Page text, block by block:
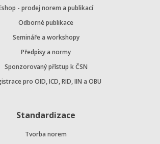
- prodej norem a publikací
Odborné publikace
Semináře a workshopy
Předpisy a normy
Sponzorovaný přístup k ČSN
pro OID, ICD, RID, IIN a OBU
Standardizace
Tvorba norem